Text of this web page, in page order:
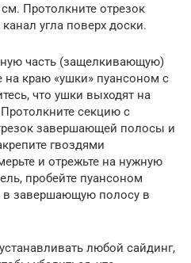
Протолкните отрезок
угла поверх доски.
часть (защелкивающую)
на краю «ушки» пуансоном с
что ушки выходят на
секцию с
завершающей полосы и
гвоздями
и отрежьте на нужную
пробейте пуансоном
в завершающую полосу в
любой сайдинг,